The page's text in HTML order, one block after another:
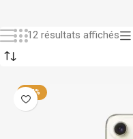
12 résultats affichés
-24%